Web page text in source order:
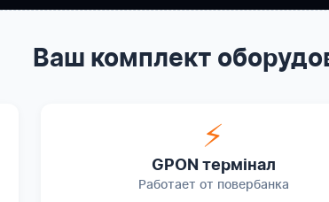
Ваш комплект
⚡
GPON термінал
Работает от повербанка